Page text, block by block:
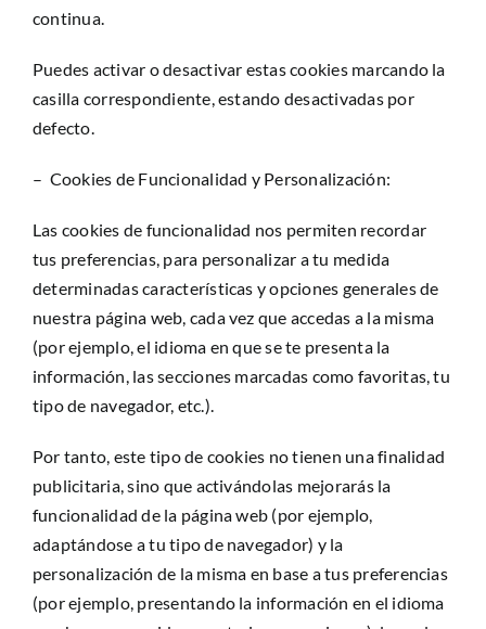
continua.
Puedes activar o desactivar estas cookies marcando la
casilla correspondiente, estando desactivadas por
defecto.
– Cookies de Funcionalidad y Personalización:
Las cookies de funcionalidad nos permiten recordar
tus preferencias, para personalizar a tu medida
determinadas características y opciones generales de
nuestra página web, cada vez que accedas a la misma
(por ejemplo, el idioma en que se te presenta la
información, las secciones marcadas como favoritas, tu
tipo de navegador, etc.).
Por tanto, este tipo de cookies no tienen una finalidad
publicitaria, sino que activándolas mejorarás la
funcionalidad de la página web (por ejemplo,
adaptándose a tu tipo de navegador) y la
personalización de la misma en base a tus preferencias
(por ejemplo, presentando la información en el idioma